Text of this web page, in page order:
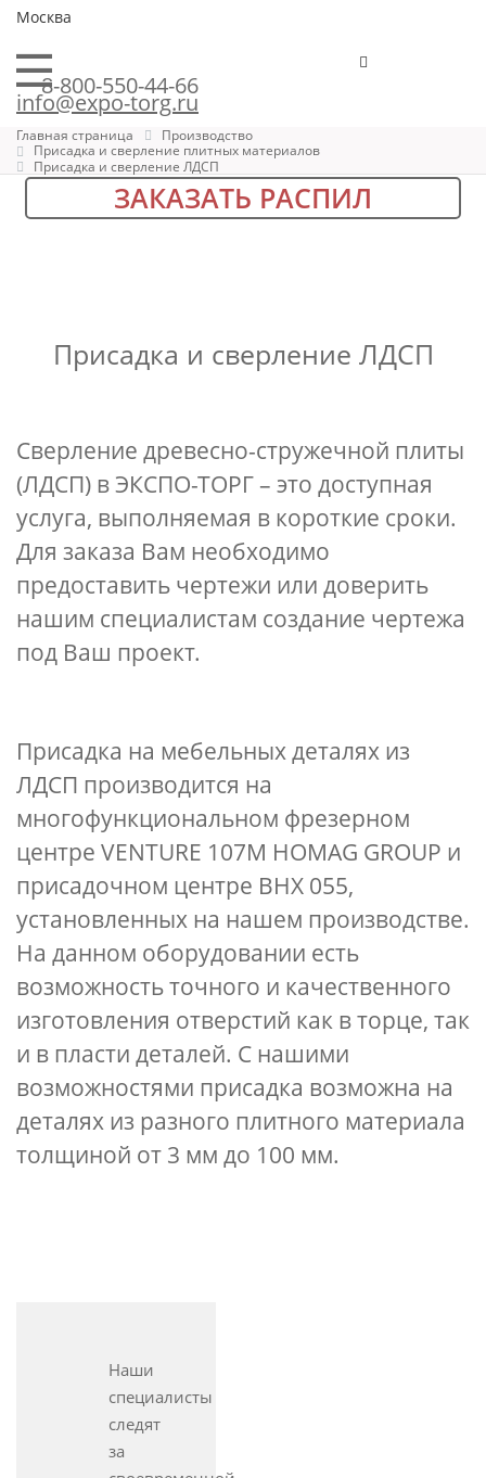
Москва
8-800-550-44-66
info@expo-torg.ru
Главная страница
Производство
Присадка и сверление плитных материалов
Присадка и сверление ЛДСП
ЗАКАЗАТЬ РАСПИЛ
Присадка и сверление ЛДСП
Сверление древесно-стружечной плиты
(ЛДСП) в ЭКСПО-ТОРГ – это доступная
услуга, выполняемая в короткие сроки.
Для заказа Вам необходимо
предоставить чертежи или доверить
нашим специалистам создание чертежа
под Ваш проект.
Присадка на мебельных деталях из
ЛДСП производится на
многофункциональном фрезерном
центре VENTURE 107М HOMAG GROUP и
присадочном центре BHX 055,
установленных на нашем производстве.
На данном оборудовании есть
возможность точного и качественного
изготовления отверстий как в торце, так
и в пласти деталей. С нашими
возможностями присадка возможна на
деталях из разного плитного материала
толщиной от 3 мм до 100 мм.
Наши
специалисты
следят
за